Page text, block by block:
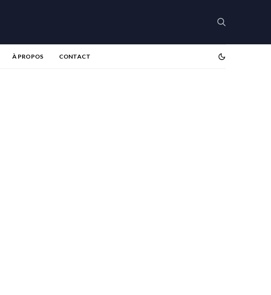
À PROPOS CONTACT